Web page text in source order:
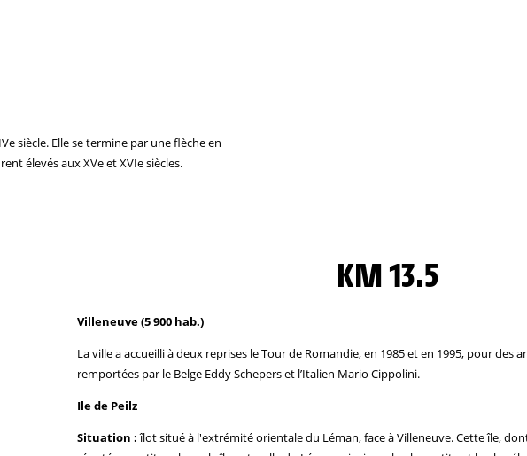
siècle. Elle se termine par une flèche en
élevés aux XVe et XVIe siècles.
KM 13.5
Villeneuve (5 900 hab.)
La ville a accueilli à deux reprises le Tour de Romandie, en 1985 et en 1995, pour des
remportées par le Belge Eddy Schepers et l’Italien Mario Cippolini.
Ile de Peilz
Situation :îlot situé à l'extrémité orientale du Léman, face à Villeneuve. Cette île,